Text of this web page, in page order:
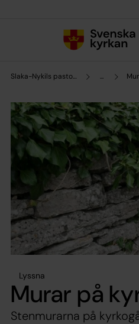
Slaka-Nykils pastorat ...
Lyssna
Murar på
Stenmurarna på